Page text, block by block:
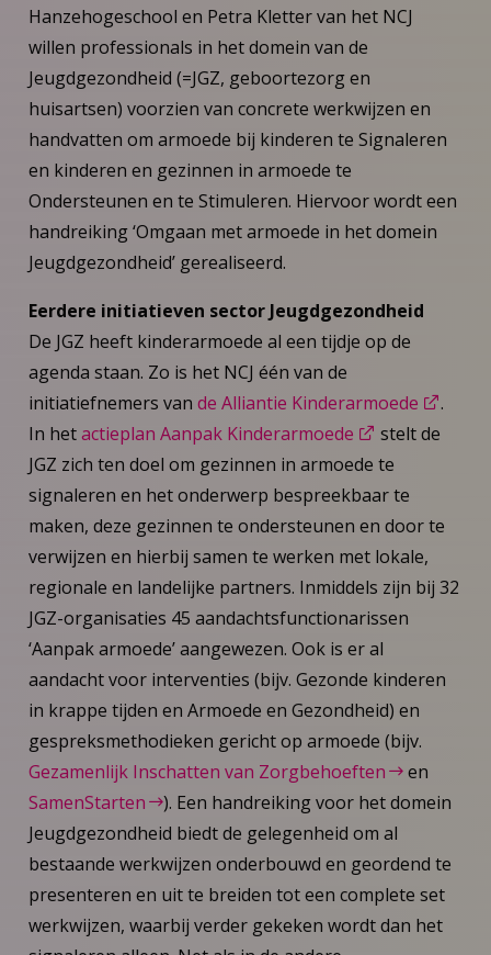
Hanzehogeschool en Petra Kletter van het NCJ
willen professionals in het domein van de
Jeugdgezondheid (=JGZ, geboortezorg en
huisartsen) voorzien van concrete werkwijzen en
handvatten om armoede bij kinderen te Signaleren
en kinderen en gezinnen in armoede te
Ondersteunen en te Stimuleren. Hiervoor wordt een
handreiking ‘Omgaan met armoede in het domein
Jeugdgezondheid’ gerealiseerd.
Eerdere initiatieven sector Jeugdgezondheid
De JGZ heeft kinderarmoede al een tijdje op de
agenda staan. Zo is het NCJ één van de
initiatiefnemers van de Alliantie Kinderarmoede
.
In hetactieplan Aanpak Kinderarmoede
stelt de
JGZ zich ten doel om gezinnen in armoede te
signaleren en het onderwerp bespreekbaar te
maken, deze gezinnen te ondersteunen en door te
verwijzen en hierbij samen te werken met lokale,
regionale en landelijke partners. Inmiddels zijn bij 32
JGZ-organisaties 45 aandachtsfunctionarissen
‘Aanpak armoede’ aangewezen. Ook is er al
aandacht voor interventies (bijv. Gezonde kinderen
in krappe tijden en Armoede en Gezondheid) en
gespreksmethodieken gericht op armoede (bijv.
Gezamenlijk Inschatten van Zorgbehoeften
en
SamenStarten
). Een handreiking voor het domein
Jeugdgezondheid biedt de gelegenheid om al
bestaande werkwijzen onderbouwd en geordend te
presenteren en uit te breiden tot een complete set
werkwijzen, waarbij verder gekeken wordt dan het